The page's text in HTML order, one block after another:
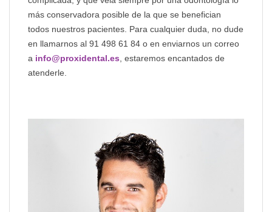
más conservadora posible de la que se benefician
todos nuestros pacientes. Para cualquier duda, no dude
en llamarnos al 91 498 61 84 o en enviarnos un correo
a info@proxidental.es , estaremos encantados de
atenderle.